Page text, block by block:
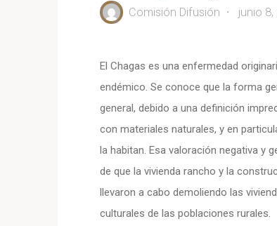
Comisión Difusión junio 8,
El Chagas es una enfermedad
endémico. Se conoce que la forma
general, debido a una definición
con materiales naturales, y en
la habitan. Esa valoración negativa y
de que la vivienda rancho y la
llevaron a cabo demoliendo las
culturales de las poblaciones rurales.